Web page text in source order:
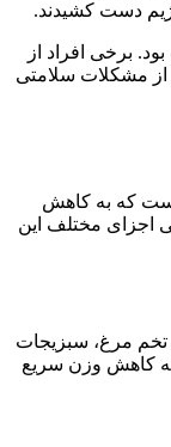
دست کشیدند.
برخی افراد از
از مشکلات سلامتی
که به کاهش
اجزای مختلف این
تخم مرغ، سبزیجات
به کاهش وزن سریع